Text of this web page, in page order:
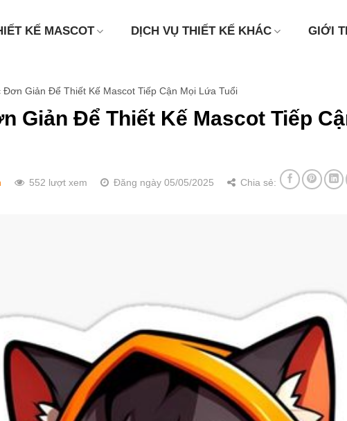
KẾ MASCOT DỊCH VỤ THIẾT KẾ KHÁC GIỚI
Đơn Giản Để Thiết Kế Mascot Tiếp Cận Mọi Lứa Tuổi
Giản Để Thiết Kế Mascot Tiếp
552 lượt xem Đăng ngày 05/05/2025 Chia sẻ: